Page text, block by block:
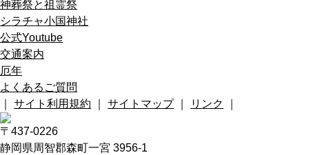
神葬祭と祖霊祭
シラチャ小国神社
公式Youtube
交通案内
厄年
よくあるご質問
サイト利用規約 サイトマップ｜ リンク
〒437-0226
静岡県周智郡森町一宮 3956-1